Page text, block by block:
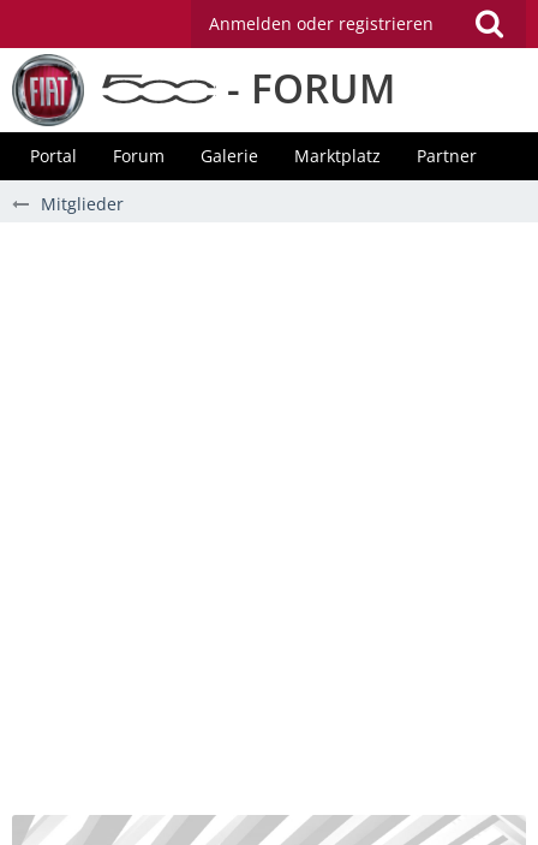
Anmelden oder registrieren
- FORUM
Portal Forum Galerie Marktplatz Partner
Mitglieder